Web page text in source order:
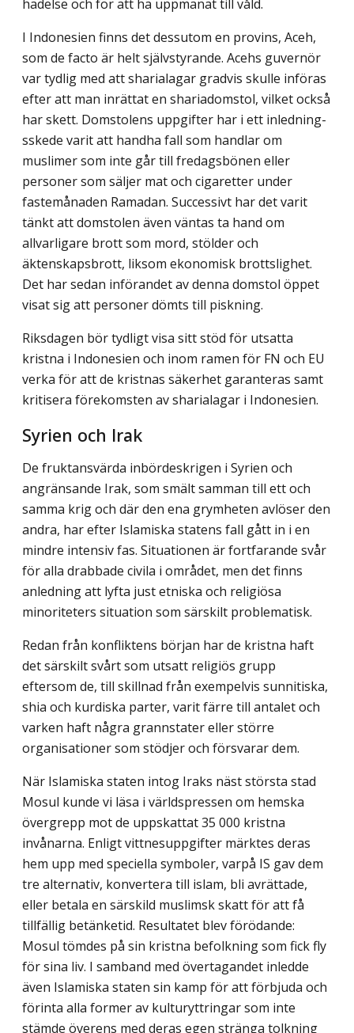
hädelse och för att ha uppmanat till våld.
I Indonesien finns det dessutom en provins, Aceh,
som de facto är helt självstyrande. Acehs guvernör
var tydlig med att sharialagar gradvis skulle införas
efter att man in­rättat en shariadomstol, vilket också
har skett. Domstolens uppgifter har i ett inledning­
sskede varit att handha fall som handlar om
muslimer som inte går till fredagsbönen eller
personer som säljer mat och cigaretter under
fastemånaden Ramadan. Successivt har det varit
tänkt att domstolen även väntas ta hand om
allvarligare brott som mord, stölder och
äktenskapsbrott, liksom ekonomisk brottslighet.
Det har sedan införandet av denna domstol öppet
visat sig att personer dömts till piskning.
Riksdagen bör tydligt visa sitt stöd för utsatta
kristna i Indonesien och inom ramen för FN och EU
verka för att de kristnas säkerhet garanteras samt
kritisera förekomsten av sharialagar i Indonesien.
Syrien och Irak
De fruktansvärda inbördeskrigen i Syrien och
angränsande Irak, som smält samman till ett och
samma krig och där den ena grymheten avlöser den
andra, har efter Islamiska statens fall gått in i en
mindre intensiv fas. Situationen är fortfarande svår
för alla drabbade civila i området, men det finns
anledning att lyfta just etniska och religiösa
minoriteters situation som särskilt problematisk.
Redan från konfliktens början har de kristna haft
det särskilt svårt som utsatt religiös grupp
eftersom de, till skillnad från exempelvis sunnitiska,
shia och kurdiska parter, varit färre till antalet och
varken haft några grannstater eller större
organisationer som stödjer och försvarar dem.
När Islamiska staten intog Iraks näst största stad
Mosul kunde vi läsa i världspressen om hemska
övergrepp mot de uppskattat 35 000 kristna
invånarna. Enligt vittnesupp­gifter märktes deras
hem upp med speciella symboler, varpå IS gav dem
tre alternativ, konvertera till islam, bli avrättade,
eller betala en särskild muslimsk skatt för att få
tillfällig betänketid. Resultatet blev förödande:
Mosul tömdes på sin kristna befolkning som fick fly
för sina liv. I samband med övertagandet inledde
även Islamiska staten sin kamp för att förbjuda och
förinta alla former av kulturyttringar som inte
stämde överens med deras egen stränga tolkning